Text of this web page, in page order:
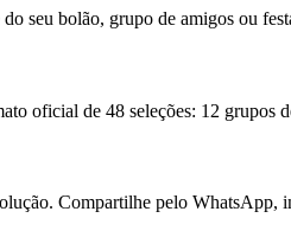
seu bolão, grupo de amigos ou
oficial de 48 seleções: 12 grupos
Compartilhe pelo